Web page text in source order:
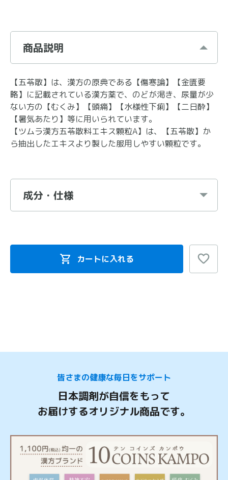
商品説明
【五苓散】は、漢方の原典である【傷寒論】【金匱要
略】に記載されている漢方薬で、のどが渇き、尿量が少
ない方の【むくみ】【頭痛】【水様性下痢】【二日酔】
【暑気あたり】等に用いられています。
【ツムラ漢方五苓散料エキス顆粒A】は、【五苓散】か
ら抽出したエキスより製した服用しやすい顆粒です。
成分・仕様
カートに入れる
皆さまの健康な毎日をサポート
日本調剤が自信をもって
お届けするオリジナル商品です。